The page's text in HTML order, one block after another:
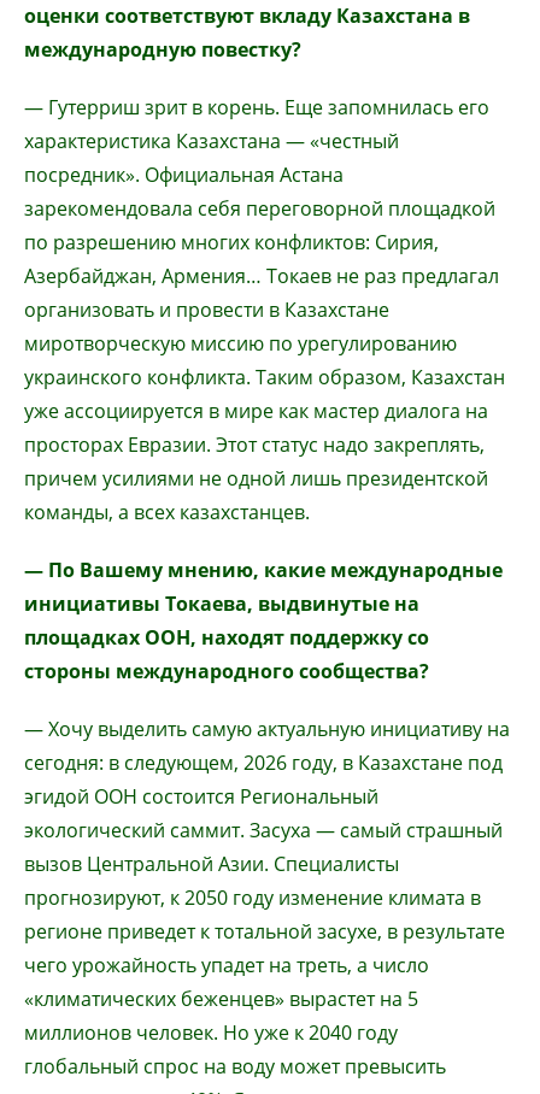
оценки соответствуют вкладу Казахстана в
международную повестку?
— Гутерриш зрит в корень. Еще запомнилась его
характеристика Казахстана — «честный
посредник». Официальная Астана
зарекомендовала себя переговорной площадкой
по разрешению многих конфликтов: Сирия,
Азербайджан, Армения… Токаев не раз предлагал
организовать и провести в Казахстане
миротворческую миссию по урегулированию
украинского конфликта. Таким образом, Казахстан
уже ассоциируется в мире как мастер диалога на
просторах Евразии. Этот статус надо закреплять,
причем усилиями не одной лишь президентской
команды, а всех казахстанцев.
— По Вашему мнению, какие международные
инициативы Токаева, выдвинутые на
площадках ООН, находят поддержку со
стороны международного сообщества?
— Хочу выделить самую актуальную инициативу на
сегодня: в следующем, 2026 году, в Казахстане под
эгидой ООН состоится Региональный
экологический саммит. Засуха — самый страшный
вызов Центральной Азии. Специалисты
прогнозируют, к 2050 году изменение климата в
регионе приведет к тотальной засухе, в результате
чего урожайность упадет на треть, а число
«климатических беженцев» вырастет на 5
миллионов человек. Но уже к 2040 году
глобальный спрос на воду может превысить